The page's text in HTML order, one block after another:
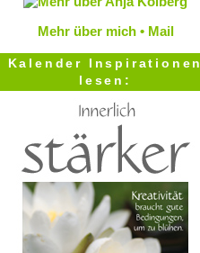
Mehr über mich • Mail
Kalender Inspirationen
lesen: